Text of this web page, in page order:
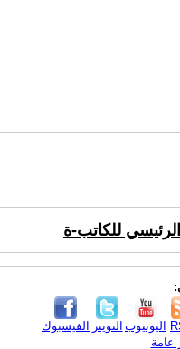
للكاتب-ة
الفيسبوك التويتر اليوتيوب
عامة